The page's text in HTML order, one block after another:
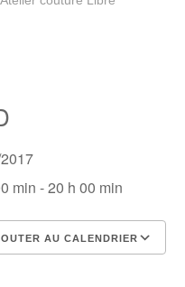
min - 20 h 00 min
AU CALENDRIER